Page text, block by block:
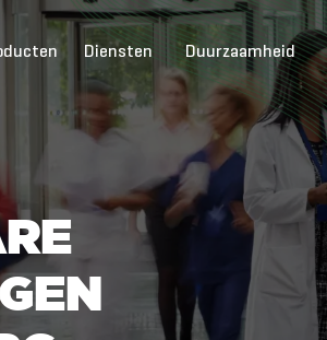
Diensten Duurzaamheid
RE
E N